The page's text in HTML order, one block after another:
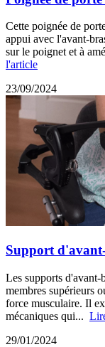
Cette poignée de
appui avec l'avant-
sur le poignet et à
l'article
23/09/2024
Support
Les supports d'avant-
membres supérieurs
force musculaire. Il
mécaniques qui...
29/01/2024